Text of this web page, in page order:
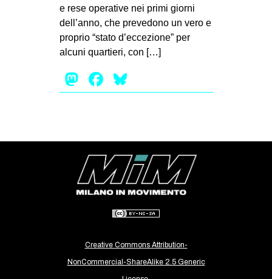
MILANO
MOBILITAZIONI
SPAZI
SPORT POPOLARE
ANTIFASCISMO
DIRITTO ALL’ABITARE
GENERI
REPRESSIONE
STUDENTI
e rese operative nei primi giorni
dell’anno, che prevedono un vero e
proprio “stato d’eccezione” per
alcuni quartieri, con […]
Mastodon
Facebook
Creative Commons Attribution-
NonCommercial-ShareAlike 2.5 Generic